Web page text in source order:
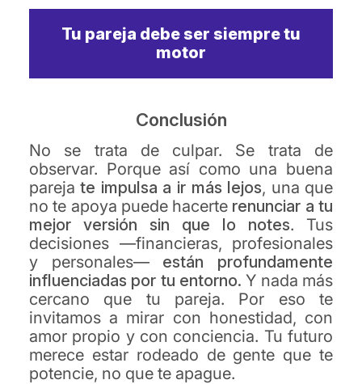
Tu pareja debe ser siempre tu
motor
Conclusión
No se trata de culpar. Se trata de
observar. Porque así como una buena
parejate impulsa a ir más lejos, una que
no te apoya puede hacerte renunciar a tu
mejor versión sin que lo notes. Tus
decisiones —financieras, profesionales
y personales— están profundamente
influenciadas por tu entorno.Y nada más
cercano que tu pareja. Por eso te
invitamos a mirar con honestidad, con
amor propio y con conciencia. Tu futuro
merece estar rodeado de gente que te
potencie, no que te apague.